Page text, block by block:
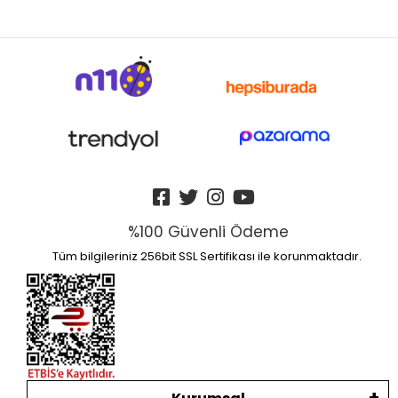
%100 Güvenli Ödeme
Tüm bilgileriniz 256bit SSL Sertifikası ile korunmaktadır.